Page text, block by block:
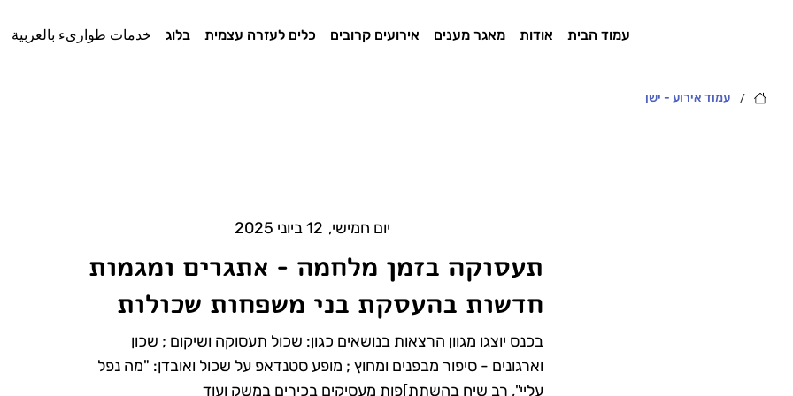
עמוד הבית אודות מאגר מענים אירועים קרובים כלים לעזרה עצמית בלוג خدمات طوارىء بالعربية
/ עמוד אירוע - ישן
12 ביוני 2025 ,יום חמישי
תעסוקה בזמן מלחמה - אתגרים ומגמות
חדשות בהעסקת בני משפחות שכולות
בכנס יוצגו מגוון הרצאות בנושאים כגון: שכול תעסוקה ושיקום ; שכון
וארגונים - סיפור מבפנים ומחוץ ; מופע סטנדאפ על שכול ואובדן: "מה נפל
עליי", רב שיח בהשתת]פות מעסיקים בכירים במשק ועוד